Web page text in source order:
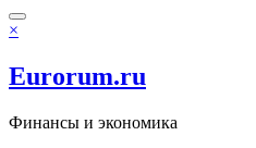
×
Eurorum.ru
Финансы и экономика